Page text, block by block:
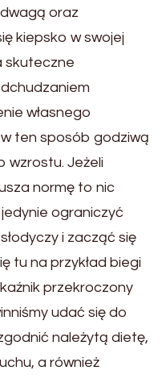
oraz
kiepsko w swojej
skuteczne
własnego
w ten sposób godziwą
wzrostu. Jeżeli
normę to nic
ograniczyć
i zacząć się
tu na przykład biegi
przekroczony
udać się do
należytą dietę,
a również